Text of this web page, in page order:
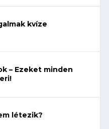
kvíze
– Ezeket minden
létezik?